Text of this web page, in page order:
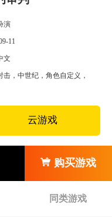
演
11
文
击，中世纪，角色自定义，角色
云游戏
购买游戏
同类游戏